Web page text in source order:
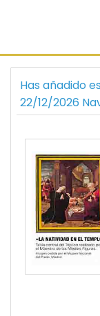
Has añadido
22/12/2026